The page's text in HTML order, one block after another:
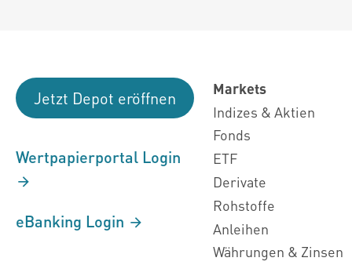
Jetzt Depot eröffnen
Wertpapierportal Login
eBanking Login
Markets
Indizes & Aktien
Fonds
ETF
Derivate
Rohstoffe
Anleihen
Währungen & Zinsen